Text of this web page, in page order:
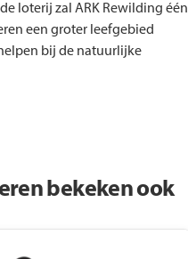
loterij zal ARK Rewilding één
een groter leefgebied
bij de natuurlijke
bekeken ook